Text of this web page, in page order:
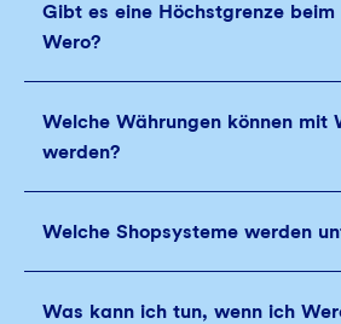
Gibt es eine Höchstgrenze beim
Wero?
Welche Währungen können mit
werden?
Welche Shopsysteme werden
Was kann ich tun, wenn ich